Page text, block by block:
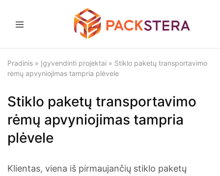
ir
įranga
Pradinis » Įgyvendinti projektai » Stiklo paketų transportavimo
rėmų apvyniojimas tampria plėvele
Stiklo paketų transportavimo
rėmų apvyniojimas tampria
plėvele
Klientas, viena iš pirmaujančių stiklo paketų